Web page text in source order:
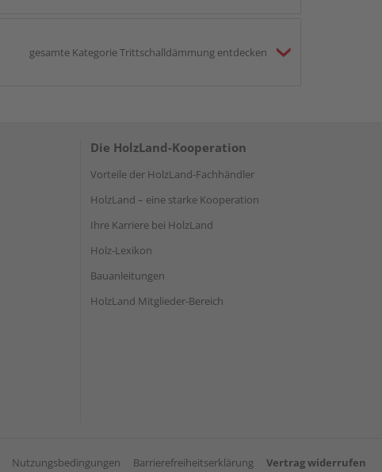
gesamte Kategorie Trittschalldämmung entdecken
Die HolzLand-Kooperation
Vorteile der HolzLand-Fachhändler
HolzLand – eine starke Kooperation
Ihre Karriere bei HolzLand
Holz-Lexikon
Bauanleitungen
HolzLand Mitglieder-Bereich
Nutzungsbedingungen Barrierefreiheitserklärung Vertrag widerrufen